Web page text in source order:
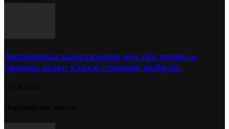
Автономная канализация под тип почвы и
уровень воды: какую станцию выбрать